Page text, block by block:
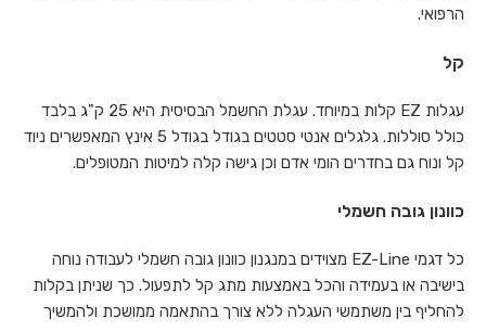
הרפואי.
קל
עגלות EZ קלות במיוחד. עגלת החשמל הבסיסית היא 25 ק"ג בלבד
כולל סוללות. גלגלים אנטי סטטים בגודל בגודל 5 אינץ המאפשרים ניוד
קל ונוח גם בחדרים הומי אדם וכן גישה קלה למיטות המטופלים.
כוונון גובה חשמלי
כל דגמי EZ-Line מצוידים במנגנון כוונון גובה חשמלי לעבודה נוחה
בישיבה או בעמידה והכל באמצעות מתג קל לתפעול. כך שניתן בקלות
להחליף בין משתמשי העגלה ללא צורך בהתאמה ממושכת ולהמשיך